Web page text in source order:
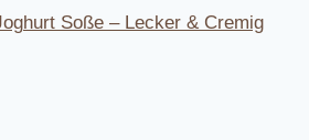
Soße – Lecker & Cremig